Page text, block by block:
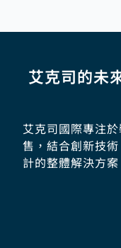
艾克司的未
艾克司國際專注
售，結合創新技
計的整體解決方